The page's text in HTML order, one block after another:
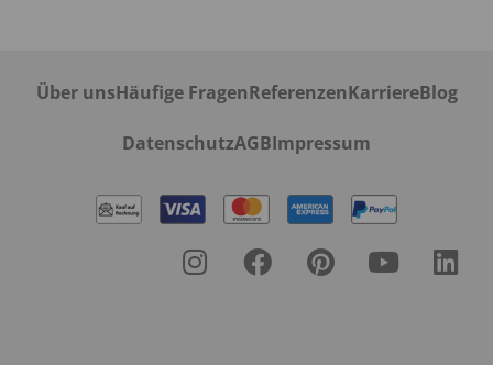
Über unsHäufige FragenReferenzenKarriereBlog
DatenschutzAGBImpressum